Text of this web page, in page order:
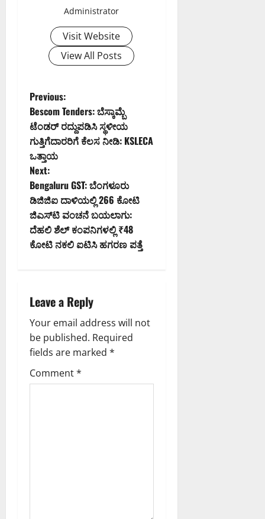
Administrator
Visit Website
View All Posts
P
o
s
t
n
a
v
g
a
t
i
Previous:
Bescom Tenders: ಬೆಸ್ಕಾಮ್ಬೆ
ಟೆಂಡರ್ ರದ್ದುಪಡಿಸಿ ಸ್ಥಳೀಯ
ಗುತ್ತಿಗೆದಾರರಿಗೆ ಕೆಲಸ ನೀಡಿ: KSLECA
ಒತ್ತಾಯ
Next:
Bengaluru GST: ಬೆಂಗಳೂರು
ಡಿಜಿಜಿಐ ದಾಳಿಯಲ್ಲಿ 266 ಕೋಟಿ
ಜಿಎಸ್‌ಟಿ ವಂಚನೆ ಬಯಲಾಗು:
ದೆಹಲಿ ಶೆಲ್ ಕಂಪನಿಗಳಲ್ಲಿ ₹48
ಕೋಟಿ ನಕಲಿ ಐಟಿಸಿ ಹಗರಣ ಪತ್ತೆ
Leave a Reply
Your email address will not
be published. Required
fields are marked *
Comment*